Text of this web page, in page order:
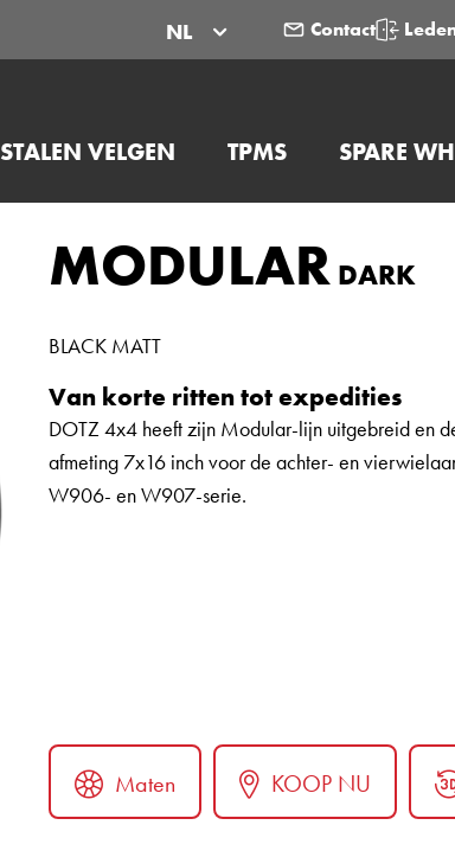
NL Contact
STALEN VELGEN TPMS SPARE
MODULARDARK
BLACK MATT
Van korte ritten tot expedities
DOTZ 4x4 heeft zijn Modular-lijn uitgebreid en
afmeting 7x16 inch voor de achter- en
W906- en W907-serie.
Maten KOOP NU